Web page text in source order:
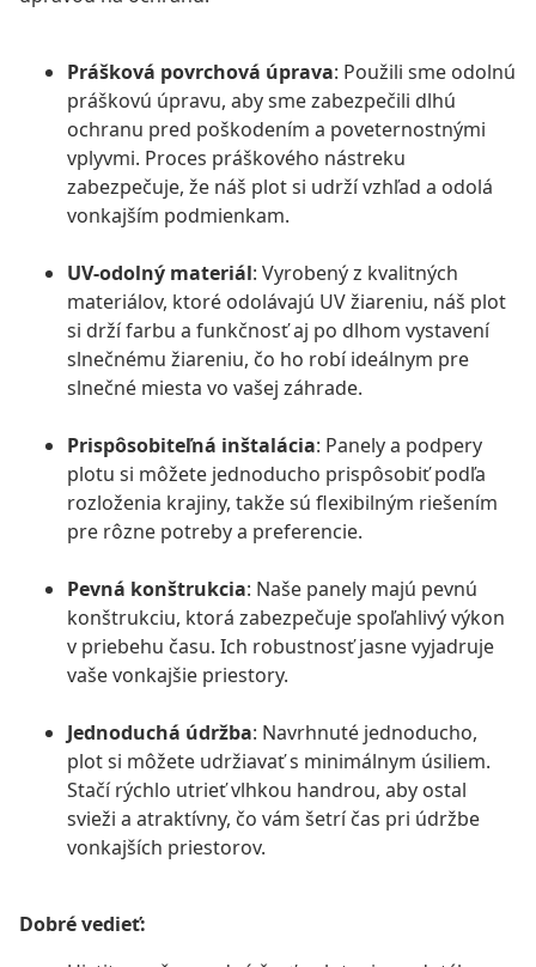
Prášková povrchová úprava: Použili sme odolnú
práškovú úpravu, aby sme zabezpečili dlhú
ochranu pred poškodením a poveternostnými
vplyvmi. Proces práškového nástreku
zabezpečuje, že náš plot si udrží vzhľad a odolá
vonkajším podmienkam.
UV-odolný materiál: Vyrobený z kvalitných
materiálov, ktoré odolávajú UV žiareniu, náš plot
si drží farbu a funkčnosť aj po dlhom vystavení
slnečnému žiareniu, čo ho robí ideálnym pre
slnečné miesta vo vašej záhrade.
Prispôsobiteľná inštalácia: Panely a podpery
plotu si môžete jednoducho prispôsobiť podľa
rozloženia krajiny, takže sú flexibilným riešením
pre rôzne potreby a preferencie.
Pevná konštrukcia: Naše panely majú pevnú
konštrukciu, ktorá zabezpečuje spoľahlivý výkon
v priebehu času. Ich robustnosť jasne vyjadruje
vaše vonkajšie priestory.
Jednoduchá údržba: Navrhnuté jednoducho,
plot si môžete udržiavať s minimálnym úsiliem.
Stačí rýchlo utrieť vlhkou handrou, aby ostal
svieži a atraktívny, čo vám šetrí čas pri údržbe
vonkajších priestorov.
Dobré vedieť: